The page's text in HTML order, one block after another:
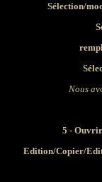
Sélection/
Nous
5 -
Edition/Copier/